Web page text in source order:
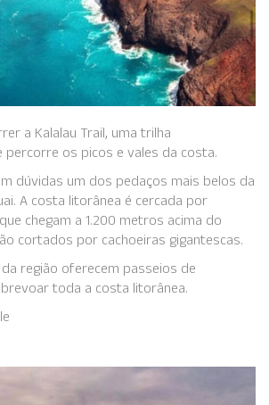
a Kalalau Trail, uma trilha
percorre os picos e vales da costa.
dúvidas um dos pedaços mais belos da
A costa litorânea é cercada por
chegam a 1.200 metros acima do
cortados por cachoeiras gigantescas.
região oferecem passeios de
toda a costa litorânea.